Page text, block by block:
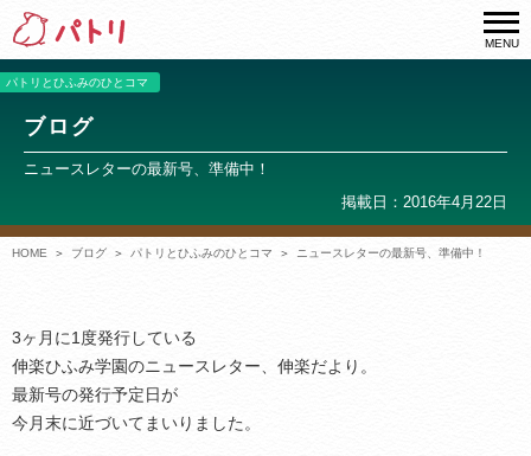
MENU
パトリとひふみのひとコマ
ブログ
ニュースレターの最新号、準備中！
掲載日：2016年4月22日
HOME ブログ パトリとひふみのひとコマ ニュースレターの最新号、準備中！
3ヶ月に1度発行している
伸楽ひふみ学園のニュースレター、伸楽だより。
最新号の発行予定日が
今月末に近づいてまいりました。